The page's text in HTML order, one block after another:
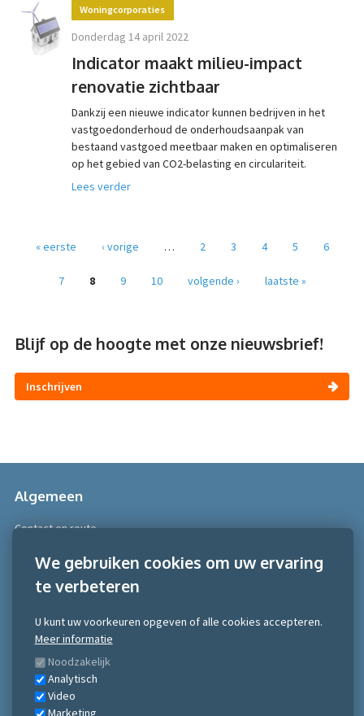
Indicator maakt milieu-impact
renovatie zichtbaar
Woningcorporaties
donderdag 14 april 2022
Dankzij een nieuwe indicator kunnen bedrijven in het
vastgoedonderhoud de onderhoudsaanpak van
bestaand vastgoed meetbaar maken en optimaliseren
op het gebied van CO2-belasting en circulariteit.
Lees verder
« eerste ‹ vorige … 2 3 4 5 6
7 8 9 10 volgende › laatste »
Blijf op de hoogte met onze nieuwsbrief!
Inschrijven
Algemeen
Contact en route
Meer informatie
Algemene voorwaarden
Algemene voorwaarden NRTO consumentenmarkt
Gedragscode NRTO
Privacy Statement
Inschrijven nieuwsbrief
We gebruiken cookies om uw ervaring
te verbeteren
U kunt uw voorkeuren opgeven of alle cookies accepteren.
Meer informatie
Noodzakelijk
Analytisch
Video
Marketing